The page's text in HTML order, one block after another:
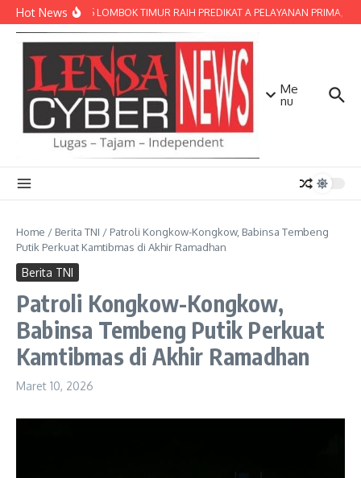
Lewati ke konten
Hot NewsPOLRES LOMBOK TIMUR RAIH PREDIKAT A PELAYANAN PRIMA,
Me
nu
Home / Berita TNI / Patroli Kongkow-Kongkow, Babinsa Tembeng
Putik Perkuat Kamtibmas di Akhir Ramadhan
Berita TNI
Patroli Kongkow-Kongkow,
Babinsa Tembeng Putik Perkuat
Kamtibmas di Akhir Ramadhan
Maret 10, 2026